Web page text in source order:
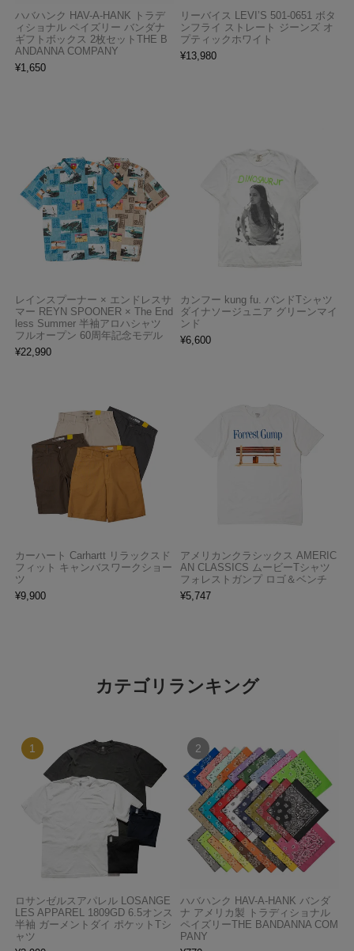
ハバハンク HAV-A-HANK トラデ
ィショナル ペイズリー バンダナ
ギフトボックス 2枚セットTHE B
ANDANNA COMPANY
¥1,650
リーバイス LEVI’S 501-0651 ボタ
ンフライ ストレート ジーンズ オ
プティックホワイト
¥13,980
レインスプーナー × エンドレスサ
マー REYN SPOONER × The End
less Summer 半袖アロハシャツ
フルオープン 60周年記念モデル
¥22,990
カンフー kung fu. バンドTシャツ
ダイナソージュニア グリーンマイ
ンド
¥6,600
カーハート Carhartt リラックスド
フィット キャンバスワークショー
ツ
¥9,900
アメリカンクラシックス AMERIC
AN CLASSICS ムービーTシャツ
フォレストガンプ ロゴ＆ベンチ
¥5,747
カテゴリランキング
ロサンゼルスアパレル LOSANGE
LES APPAREL 1809GD 6.5オンス
半袖 ガーメントダイ ポケットTシ
ャツ
ハバハンク HAV-A-HANK バンダ
ナ アメリカ製 トラディショナル
ペイズリーTHE BANDANNA COM
PANY